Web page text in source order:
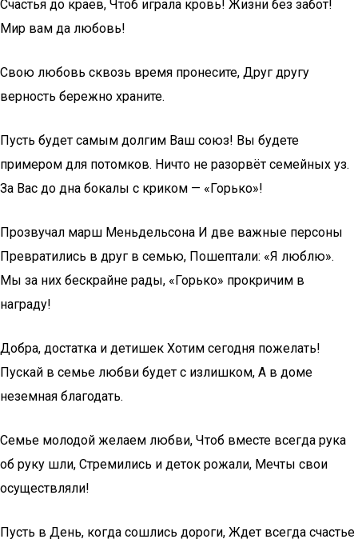
Счастья до краев, Чтоб играла кровь! Жизни без забот!
Мир вам да любовь!
Свою любовь сквозь время пронесите, Друг другу
верность бережно храните.
Пусть будет самым долгим Ваш союз! Вы будете
примером для потомков. Ничто не разорвёт семейных уз.
За Вас до дна бокалы с криком — «Горько»!
Прозвучал марш Меньдельсона И две важные персоны
Превратились в друг в семью, Пошептали: «Я люблю».
Мы за них бескрайне рады, «Горько» прокричим в
награду!
Добра, достатка и детишек Хотим сегодня пожелать!
Пускай в семье любви будет с излишком, А в доме
неземная благодать.
Семье молодой желаем любви, Чтоб вместе всегда рука
об руку шли, Стремились и деток рожали, Мечты свои
осуществляли!
Пусть в День, когда сошлись дороги, Ждет всегда счастье